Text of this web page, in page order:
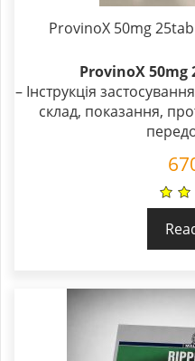
ProvinoX 50mg
ProvinoX 50mg
– Інструкція
склад, показання,